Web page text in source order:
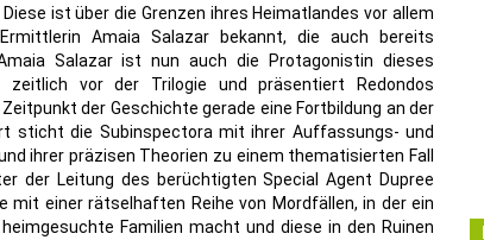
ist über die Grenzen ihres Heimatlandes vor allem
Amaia Salazar bekannt, die auch bereits
Salazar ist nun auch die Protagonistin dieses
zeitlich vor der Trilogie und präsentiert Redondos
der Geschichte gerade eine Fortbildung an der
sticht die Subinspectora mit ihrer Auffassungs- und
ihrer präzisen Theorien zu einem thematisierten Fall
der Leitung des berüchtigten Special Agent Dupree
mit einer rätselhaften Reihe von Mordfällen, in der ein
Familien macht und diese in den Ruinen